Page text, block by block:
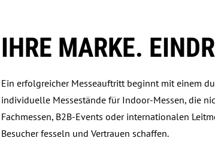
IHRE MARKE.
Ein erfolgreicher Messeauftritt beginnt mit einem
individuelle Messestände für Indoor-Messen, die
Fachmessen, B2B-Events oder internationalen
Besucher fesseln und Vertrauen schaffen.